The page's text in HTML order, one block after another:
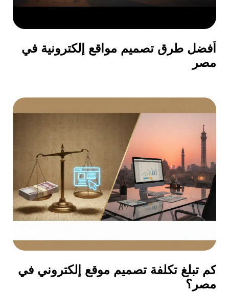
أفضل طرق تصميم مواقع إلكترونية في
مصر
كم تبلغ تكلفة تصميم موقع إلكتروني في
مصر؟